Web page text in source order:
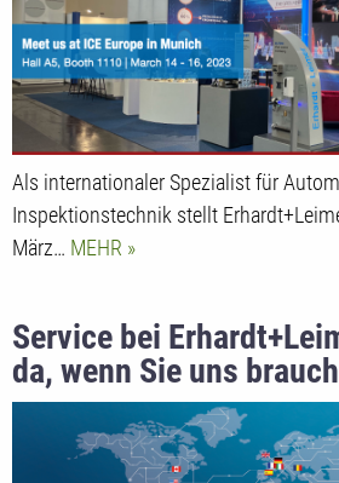
Als internationaler Spezialist für
Inspektionstechnik stellt
März… MEHR
Service bei
da, wenn Sie uns